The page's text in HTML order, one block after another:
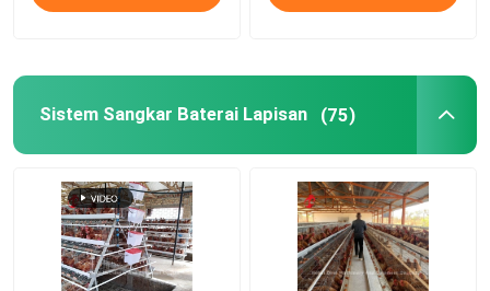
Peralatan Pengolahan Ayam Pedaging
Inkubator Penetasan Telur
Mesin Pakan Terapung Ikan
Sistem Sangkar Baterai Lapisan (75)